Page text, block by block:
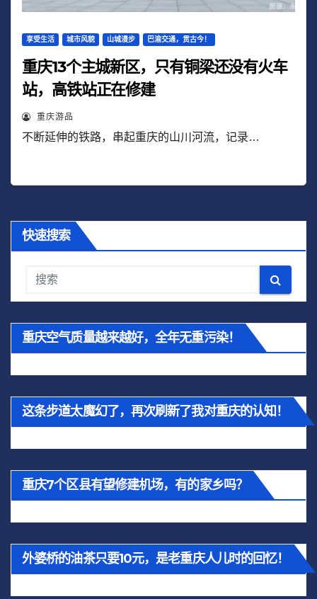
享受生活 城市风貌 山城漫步 巴渝交通，贯古今！
重庆13个主城新区，只有铜梁还没有火车
站，高铁站正在修建
重庆游品
不断延伸的铁路，串起重庆的山川河流，记录…
快速搜索
重庆空气质量越来越好，全年无重污染！
这条步道太魔幻了，再次刷新了我对重庆的认知！
重庆7个区县有望修建机场，有的家乡吗？
外婆桥的油茶只要10元，是老重庆人儿时的回忆！